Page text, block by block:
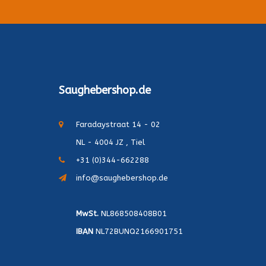
Saughebershop.de
Faradaystraat 14 - 02
NL - 4004 JZ , Tiel
+31 (0)344-662288
info@saughebershop.de
MwSt.NL868508408B01
IBANNL72BUNQ2166901751